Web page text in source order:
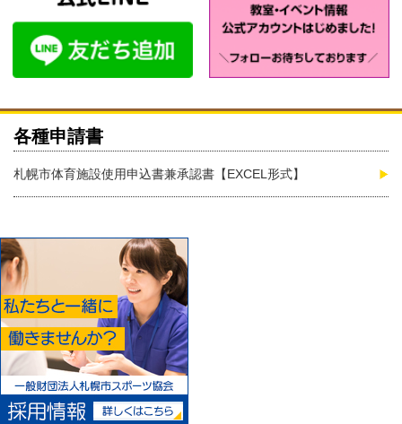
各種申請書
札幌市体育施設使用申込書兼承認書【EXCEL形式】